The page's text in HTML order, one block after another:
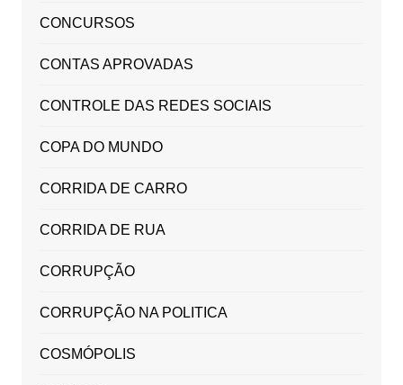
CONCURSOS
CONTAS APROVADAS
CONTROLE DAS REDES SOCIAIS
COPA DO MUNDO
CORRIDA DE CARRO
CORRIDA DE RUA
CORRUPÇÃO
CORRUPÇÃO NA POLITICA
COSMÓPOLIS